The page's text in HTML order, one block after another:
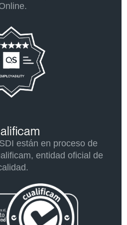
están en proceso de
entidad oficial de